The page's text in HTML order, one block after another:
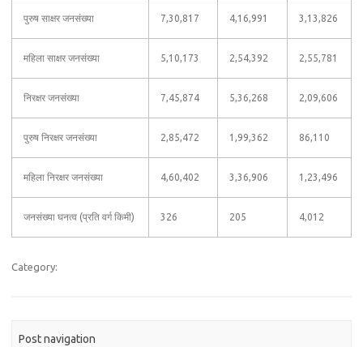
पुरुष साक्षर जनसंख्या 7,30,817 4,16,991 3,13,826
महिला साक्षर जनसंख्या 5,10,173 2,54,392 2,55,781
निरक्षर जनसंख्या 7,45,874 5,36,268 2,09,606
पुरुष निरक्षर जनसंख्या 2,85,472 1,99,362 86,110
महिला निरक्षर जनसंख्या 4,60,402 3,36,906 1,23,496
जनसंख्या घनत्व (प्रति वर्ग किमी) 326 205 4,012
Category:
Post navigation